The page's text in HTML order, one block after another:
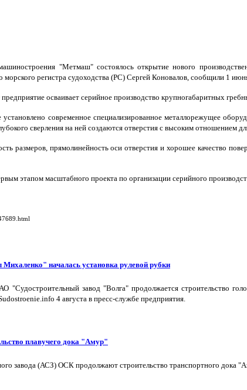
"Метмаш" состоялось открытие нового
морского регистра судоходства (РС) Сергей Коновалов, сообщили 1
осваивает серийное производство крупногабаритных
современное специализированное металлорежущее
сверления на ней создаются отверстия с высоким отношением
размеров, прямолинейность оси отверстия и хорошее качество
этапом масштабного проекта по организации серийного
началась установка рулевой рубки
завод "Волга" продолжается строительство
4 августа в пресс-службе предприятия.
плавучего дока "Амур"
завода (АСЗ) ОСК продолжают строительство транспортного дока